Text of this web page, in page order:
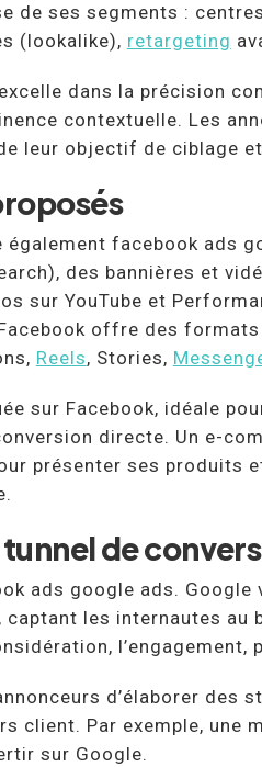
de ses segments :
(lookalike), retargeting
dans la précision
contextuelle. Les
leur objectif de ciblage
facebook ads
des bannières et
sur YouTube et
offre des formats
Reels, Stories,
sur Facebook, idéale
directe. Un e-
présenter ses produits
de
ads google ads. Google
les internautes au
l’engagement,
d’élaborer des
client. Par exemple, une
sur Google.